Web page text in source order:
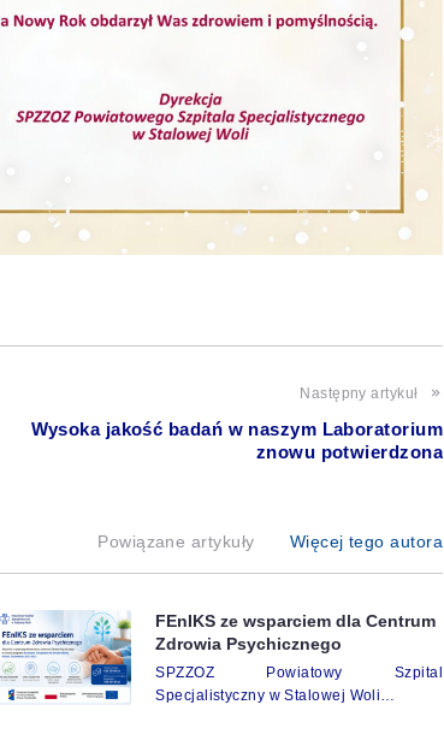
Następny artykuł
Wysoka jakość badań w naszym Laboratorium
znowu potwierdzona
Powiązane artykuły Więcej tego autora
FEnIKS ze wsparciem dla Centrum
Zdrowia Psychicznego
SPZZOZ Powiatowy Szpital
Specjalistyczny w Stalowej Woli…